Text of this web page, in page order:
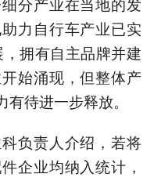
力自行车产业已实
，拥有自主品牌并建
始涌现，但整体产
待进一步释放。
负责人介绍，若将
企业均纳入统计，